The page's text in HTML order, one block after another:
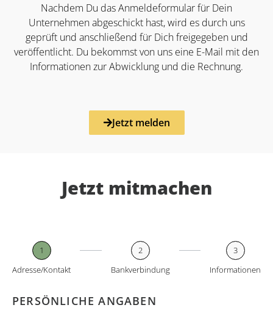
Nachdem Du das Anmeldeformular für Dein
Unternehmen abgeschickt hast, wird es durch uns
geprüft und anschließend für Dich freigegeben und
veröffentlicht. Du bekommst von uns eine E-Mail mit den
Informationen zur Abwicklung und die Rechnung.
Jetzt melden
Jetzt mitmachen
1
Adresse/Kontakt
2
Bankverbindung
3
Informationen
PERSÖNLICHE ANGABEN